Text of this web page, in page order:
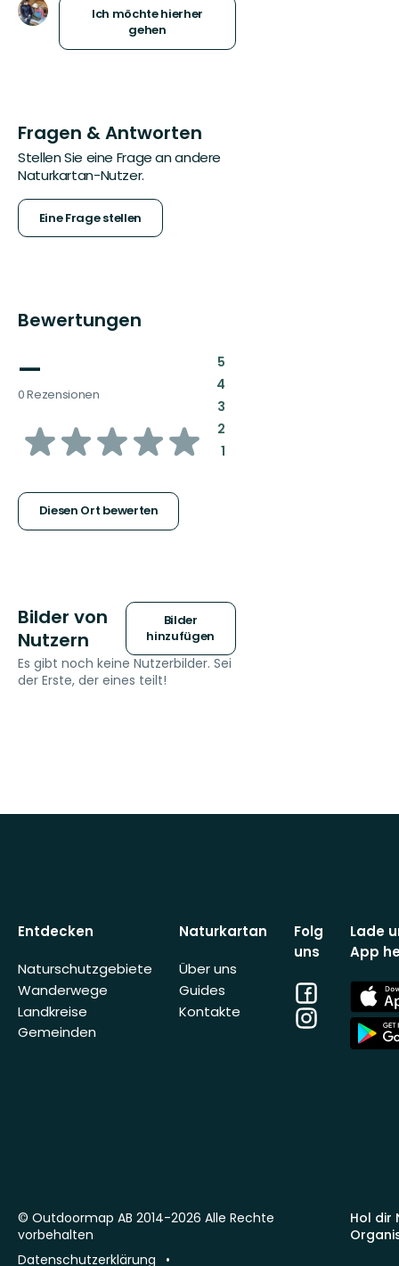
Ich möchte hierher
gehen
Fragen & Antworten
Stellen Sie eine Frage an andere
Naturkartan-Nutzer.
Eine Frage stellen
Bewertungen
—
0 Rezensionen
von
Sternen
Diesen Ort bewerten
5:
4:
3:
2:
1:
Bilder von
Nutzern
Bilder
hinzufügen
Es gibt noch keine Nutzerbilder. Sei
der Erste, der eines teilt!
Entdecken
Naturschutzgebiete
Wanderwege
Landkreise
Gemeinden
Naturkartan
Über uns
Guides
Kontakte
Folg
uns
Facebook
Instagram
Lade
App
App
Store
App
Store
Hol dir
© Outdoormap AB 2014-2026 Alle Rechte
vorbehalten
Datenschutzerklärung